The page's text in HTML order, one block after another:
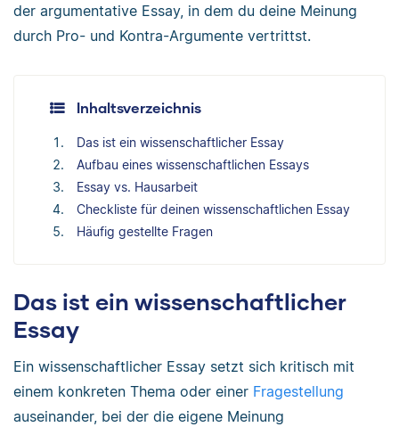
der argumentative Essay, in dem du deine Meinung
durch Pro- und Kontra-Argumente vertrittst.
Inhaltsverzeichnis
Das ist ein wissenschaftlicher Essay
Aufbau eines wissenschaftlichen Essays
Essay vs. Hausarbeit
Checkliste für deinen wissenschaftlichen Essay
Häufig gestellte Fragen
Das ist ein wissenschaftlicher
Essay
Ein wissenschaftlicher Essay setzt sich kritisch mit
einem konkreten Thema oder einer Fragestellung
auseinander, bei der die eigene Meinung